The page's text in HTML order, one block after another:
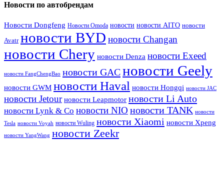
Новости по автобрендам
Новости Dongfeng Новости Omoda новости новости AITO новости
Avatr новости BYD новости Changan
новости Chery новости Denza новости Exeed
новости FangChengBao новости GACновости Geely
новости GWM новости Haval новости Hongqi новости JAC
новости Jetour новости Leapmotor новости Li Auto
новости Lynk & Co новости NIO новости TANK новости
Tesla новости Voyah новости Wuling новости Xiaomi новости Xpeng
новости YangWang новости Zeekr